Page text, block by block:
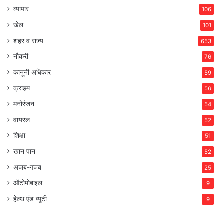
व्यापार 106
खेल 101
शहर व राज्य 653
नौकरी 76
कानूनी अधिकार 59
क्राइम 56
मनोरंजन 54
वायरल 52
शिक्षा 51
खान पान 52
अजब-गजब 25
ऑटोमोबाइल 9
हेल्थ एंड ब्यूटी 9